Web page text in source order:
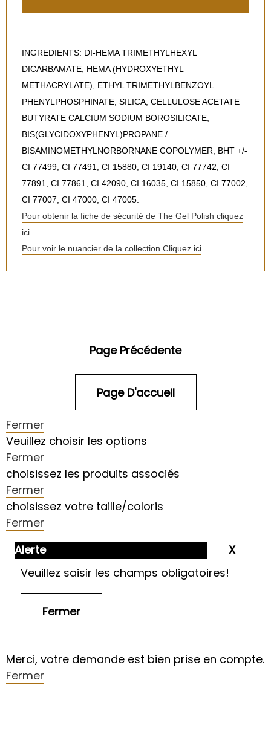
INGREDIENTS: DI-HEMA TRIMETHYLHEXYL
DICARBAMATE, HEMA (HYDROXYETHYL
METHACRYLATE), ETHYL TRIMETHYLBENZOYL
PHENYLPHOSPHINATE, SILICA, CELLULOSE ACETATE
BUTYRATE CALCIUM SODIUM BOROSILICATE,
BIS(GLYCIDOXYPHENYL)PROPANE /
BISAMINOMETHYLNORBORNANE COPOLYMER, BHT +/-
CI 77499, CI 77491, CI 15880, CI 19140, CI 77742, CI
77891, CI 77861, CI 42090, CI 16035, CI 15850, CI 77002,
CI 77007, CI 47000, CI 47005.
Pour obtenir la fiche de sécurité de The Gel Polish cliquez
ici
Pour voir le nuancier de la collection Cliquez ici
Fermer
Veuillez choisir les options
Fermer
choisissez les produits associés
Fermer
choisissez votre taille/coloris
Fermer
Alerte
Veuillez saisir les champs obligatoires!
Merci, votre demande est bien prise en compte.
Fermer